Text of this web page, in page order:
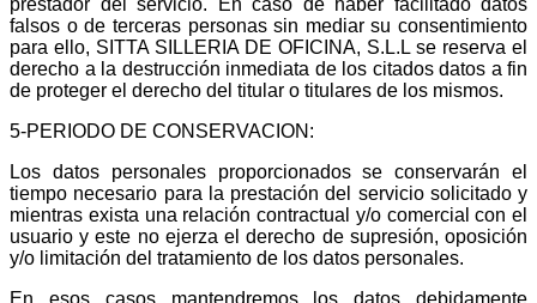
prestador del servicio. En caso de haber facilitado datos
falsos o de terceras personas sin mediar su consentimiento
para ello, SITTA SILLERIA DE OFICINA, S.L.L se reserva el
derecho a la destrucción inmediata de los citados datos a fin
de proteger el derecho del titular o titulares de los mismos.
5-PERIODO DE CONSERVACION:
Los datos personales proporcionados se conservarán el
tiempo necesario para la prestación del servicio solicitado y
mientras exista una relación contractual y/o comercial con el
usuario y este no ejerza el derecho de supresión, oposición
y/o limitación del tratamiento de los datos personales.